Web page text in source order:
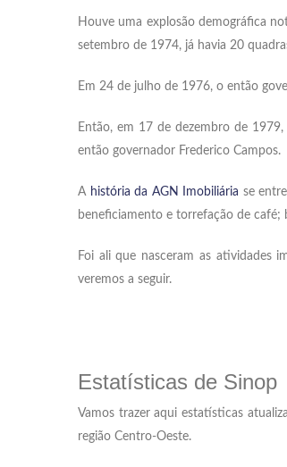
Houve uma explosão demográfica
setembro de 1974, já havia 20
Em 24 de julho de 1976, o então
Então, em 17 de dezembro de
então governador Frederico Campos.
A história da AGN Imobiliária se
beneficiamento e torrefação de café;
Foi ali que nasceram as atividades
veremos a seguir.
Estatísticas de Sinop
Vamos trazer aqui estatísticas
região Centro-Oeste.